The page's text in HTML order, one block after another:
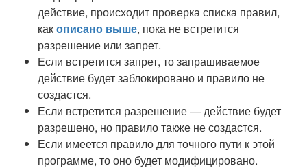
действие, происходит проверка списка правил,
какописано выше, пока не встретится
разрешение или запрет.
Если встретится запрет, то запрашиваемое
действие будет заблокировано и правило не
создастся.
Если встретится разрешение — действие будет
разрешено, но правило также не создастся.
Если имеется правило для точного пути к этой
программе, то оно будет модифицировано.